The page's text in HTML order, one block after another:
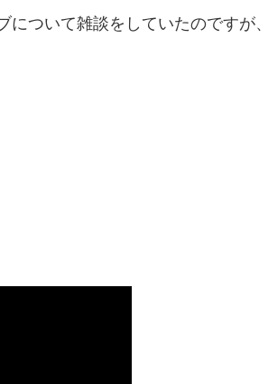
ついて雑談をしていたのですが、